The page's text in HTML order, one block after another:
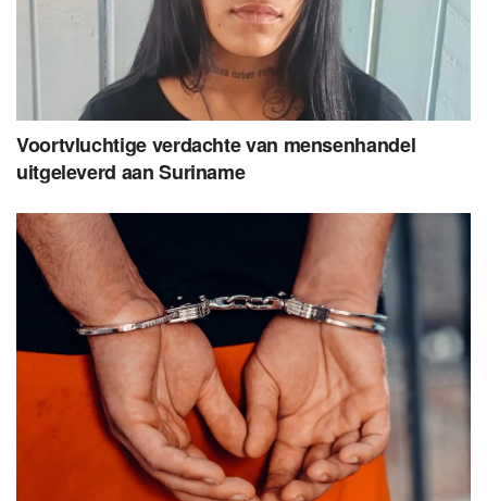
Voortvluchtige verdachte van mensenhandel
uitgeleverd aan Suriname